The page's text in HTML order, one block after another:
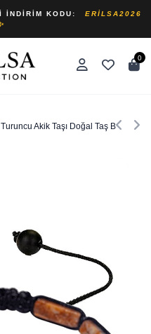
İNDIRIM KODU:
ERILSA2026
0
Akik Taşı Doğal Taş Bileklik